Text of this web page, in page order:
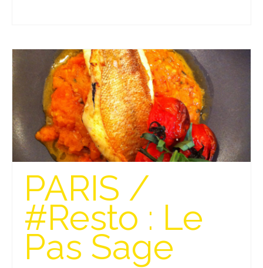
Xi’An
Corée du Sud
Japon
Fukuoka
Kamakura
Kyoto
Mont Fuji
Nikko
Tokyo
PARIS /
#Resto : Le
Pas Sage